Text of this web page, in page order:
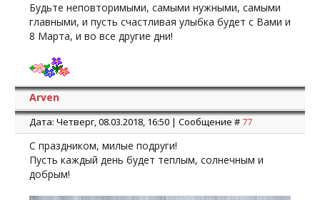
Будьте неповторимыми, самыми нужными, самыми
главными, и пусть счастливая улыбка будет с Вами и
8 Марта, и во все другие дни!
Arven
Дата: Четверг, 08.03.2018, 16:50 | Сообщение #77
С праздником, милые подруги!
Пусть каждый день будет теплым, солнечным и
добрым!